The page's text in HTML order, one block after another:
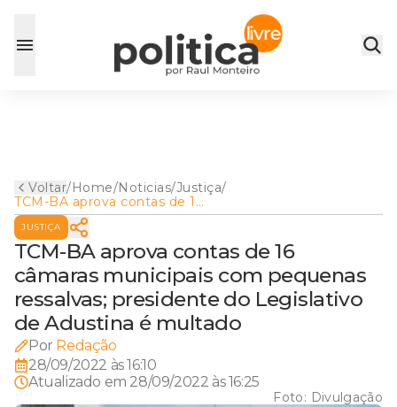
Voltar/Home/Noticias/Justiça/
TCM-BA aprova contas de 16
câmaras municipais com
pequenas ressalvas;
presidente do Legislativo de
Adustina é multado
JUSTIÇA
TCM-BA aprova contas de 16
câmaras municipais com pequenas
ressalvas; presidente do Legislativo
de Adustina é multado
Por Redação
28/09/2022 às 16:10
Atualizado em 28/09/2022 às 16:25
Foto: Divulgação